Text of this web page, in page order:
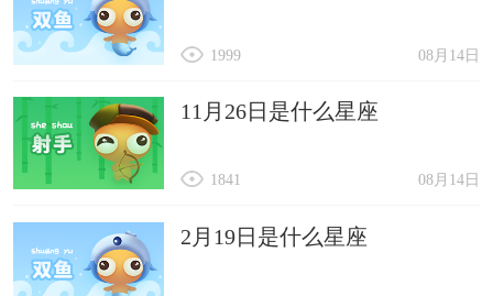
08月14日
1999
11月26日是什么星座
08月14日
1841
2月19日是什么星座